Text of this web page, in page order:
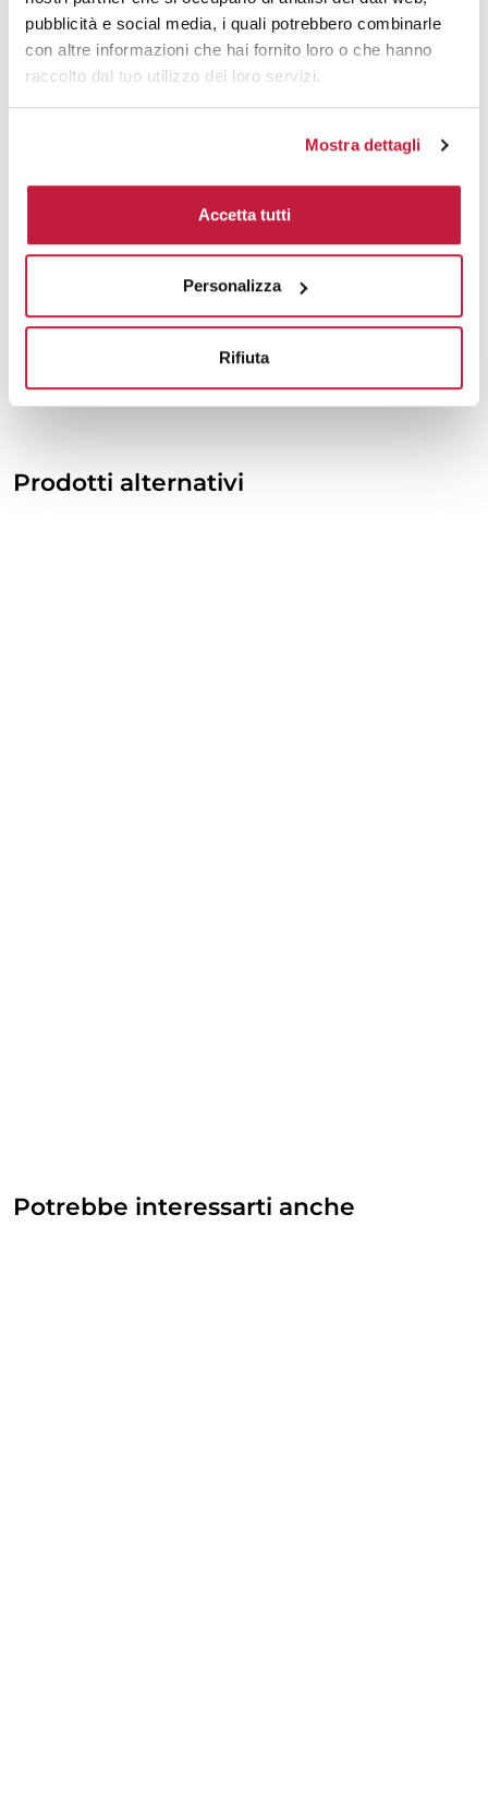
pubblicità e social media, i quali potrebbero combinarle
con altre informazioni che hai fornito loro o che hanno
raccolto dal tuo utilizzo dei loro servizi.
Mostra dettagli
Accetta tutti
Personalizza
Rifiuta
1500 € 17,93
2000 € 17,79 € 20,39
€ 20,24
10000 € 17,57 € 20,01
Tecniche di stampa
Area di personalizzazione
Prodotti alternativi
Potrebbe interessarti anche